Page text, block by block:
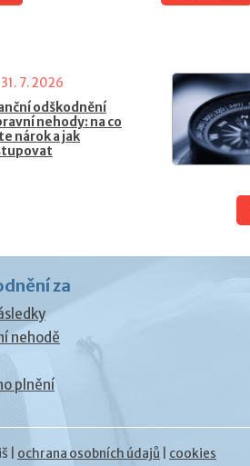
31. 7. 2026
odškodnění
nehody: na co
nárok a jak
za
nehodě
plnění
| ochrana osobních údajů cookies